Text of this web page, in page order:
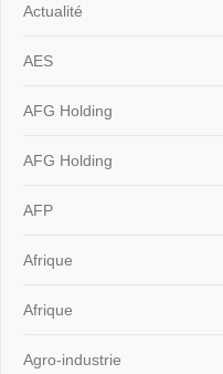
Actualité
AES
AFG Holding
AFG Holding
AFP
Afrique
Afrique
Agro-industrie